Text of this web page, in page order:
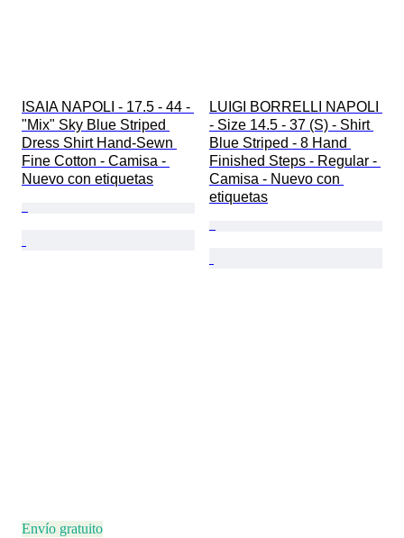
ISAIA NAPOLI - 17.5 - 44 -
"Mix" Sky Blue Striped
Dress Shirt Hand-Sewn
Fine Cotton - Camisa -
Nuevo con etiquetas
LUIGI BORRELLI NAPOLI
- Size 14.5 - 37 (S) - Shirt
Blue Striped - 8 Hand
Finished Steps - Regular -
Camisa - Nuevo con
etiquetas
Envío gratuito